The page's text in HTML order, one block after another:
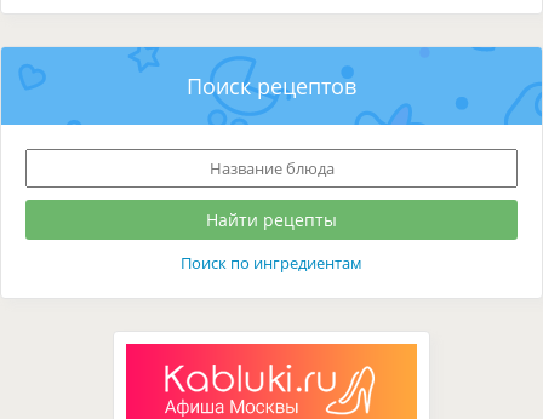
Поиск рецептов
Поиск по ингредиентам